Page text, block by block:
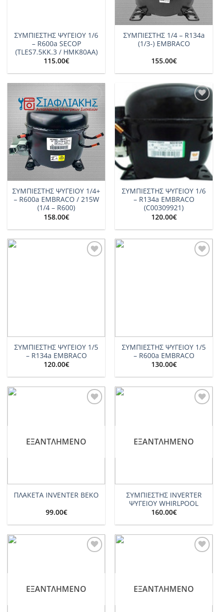
ΣΥΜΠΙΕΣΤΗΣ ΨΥΓΕΙΟΥ 1/6
– R600a SECOP
(TLES7.5KK.3 / HMK80AA)
115.00€
ΣΥΜΠΙΕΣΤΗΣ 1/4 – R134a
(1/3-) EMBRACO
155.00€
Add to
wishlist
ΣΥΜΠΙΕΣΤΗΣ ΨΥΓΕΙΟΥ 1/4+
– R600a EMBRACO / 215W
(1/4 – R600)
158.00€
ΣΥΜΠΙΕΣΤΗΣ ΨΥΓΕΙΟΥ 1/6
– R134a EMBRACO
(C00309921)
120.00€
ΣΥΜΠΙΕΣΤΗΣ ΨΥΓΕΙΟΥ 1/5
– R134a EMBRACO
120.00€
ΣΥΜΠΙΕΣΤΗΣ ΨΥΓΕΙΟΥ 1/5
– R600a EMBRACO
130.00€
ΕΞΑΝΤΛΗΜΈΝΟ
ΠΛΑΚΕΤΑ ΙNVENTER BEKO
99.00€
ΕΞΑΝΤΛΗΜΈΝΟ
ΣΥΜΠΙΕΣΤΗΣ INVERTER
ΨΥΓΕΙΟΥ WHIRLPOOL
160.00€
ΕΞΑΝΤΛΗΜΈΝΟ ΕΞΑΝΤΛΗΜΈΝΟ